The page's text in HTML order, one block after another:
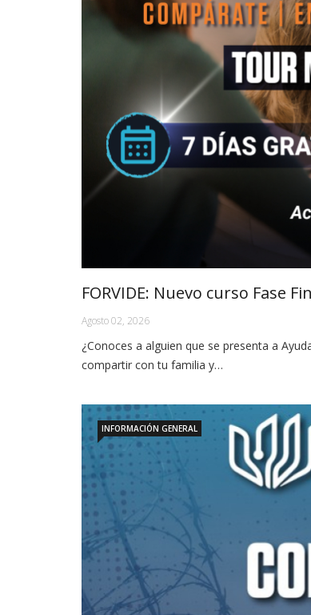
FORVIDE: Nuevo curso Fase
Agosto 02, 2026
¿Conoces a alguien que se presenta a
compartir con tu familia y…
INFORMACIÓN GENERAL